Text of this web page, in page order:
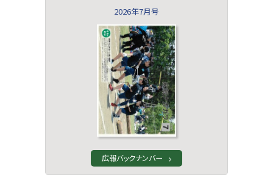
2026年7月号
広報バックナンバー